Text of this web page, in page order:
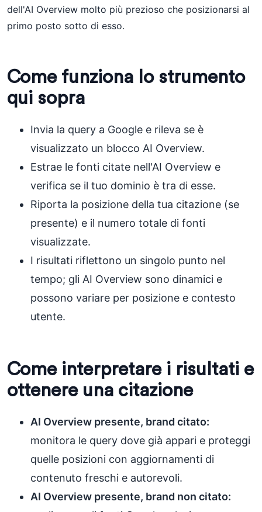
dell'AI Overview molto più prezioso che posizionarsi al
primo posto sotto di esso.
Come funziona lo strumento
qui sopra
Invia la query a Google e rileva se è
visualizzato un blocco AI Overview.
Estrae le fonti citate nell'AI Overview e
verifica se il tuo dominio è tra di esse.
Riporta la posizione della tua citazione (se
presente) e il numero totale di fonti
visualizzate.
I risultati riflettono un singolo punto nel
tempo; gli AI Overview sono dinamici e
possono variare per posizione e contesto
utente.
Come interpretare i risultati e
ottenere una citazione
AI Overview presente, brand citato:
monitora le query dove già appari e proteggi
quelle posizioni con aggiornamenti di
contenuto freschi e autorevoli.
AI Overview presente, brand non citato: